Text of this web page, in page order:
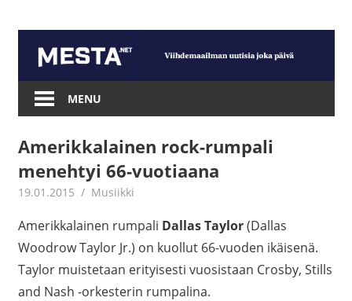
content
Mesta.net
MENU
Amerikkalainen rock-rumpali
menehtyi 66-vuotiaana
19.01.2015 mestanet
Musiikki
Amerikkalainen rumpali Dallas Taylor(Dallas
Woodrow Taylor Jr.) on kuollut 66-vuoden ikäisenä.
Taylor muistetaan erityisesti vuosistaan Crosby, Stills
and Nash -orkesterin rumpalina.